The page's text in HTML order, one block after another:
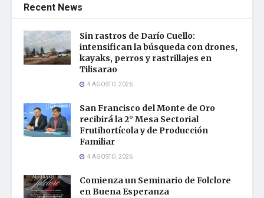
Recent News
Sin rastros de Darío Cuello:
intensifican la búsqueda con drones,
kayaks, perros y rastrillajes en
Tilisarao
4 AGOSTO, 2026
San Francisco del Monte de Oro
recibirá la 2° Mesa Sectorial
Frutihortícola y de Producción
Familiar
4 AGOSTO, 2026
Comienza un Seminario de Folclore
en Buena Esperanza